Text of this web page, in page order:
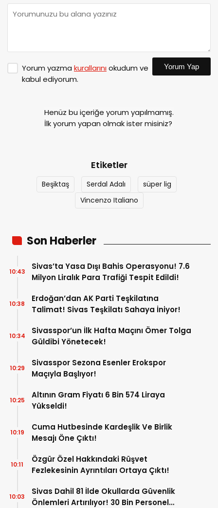
Yorum yazma kurallarınıokudum ve
kabul ediyorum.
Yorum Yap
Henüz bu içeriğe yorum yapılmamış.
İlk yorum yapan olmak ister misiniz?
Etiketler
Beşiktaş Serdal Adalı
süper lig
Vincenzo Italiano
Son Haberler
Sivas’ta Yasa Dışı Bahis Operasyonu! 7.6
Milyon Liralık Para Trafiği Tespit Edildi!
10:43
Erdoğan’dan AK Parti Teşkilatına
Talimat! Sivas Teşkilatı Sahaya İniyor!
10:38
Sivasspor’un İlk Hafta Maçını Ömer Tolga
Güldibi Yönetecek!
10:34
Sivasspor Sezona Esenler Erokspor
Maçıyla Başlıyor!
10:29
Altının Gram Fiyatı 6 Bin 574 Liraya
Yükseldi!
10:25
Cuma Hutbesinde Kardeşlik Ve Birlik
Mesajı Öne Çıktı!
10:19
Özgür Özel Hakkındaki Rüşvet
Fezlekesinin Ayrıntıları Ortaya Çıktı!
10:11
Sivas Dahil 81 İlde Okullarda Güvenlik
Önlemleri Artırılıyor! 30 Bin Personel
10:03